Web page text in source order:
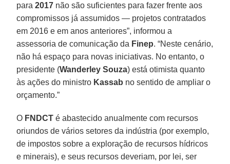
para 2017 não são suficientes para fazer frente aos
compromissos já assumidos — projetos contratados
em 2016 e em anos anteriores”, informou a
assessoria de comunicação da Finep. “Neste cenário,
não há espaço para novas iniciativas. No entanto, o
presidente (Wanderley Souza) está otimista quanto
às ações do ministro Kassab no sentido de ampliar o
orçamento.”
O FNDCT é abastecido anualmente com recursos
oriundos de vários setores da indústria (por exemplo,
de impostos sobre a exploração de recursos hídricos
e minerais), e seus recursos deveriam, por lei, ser